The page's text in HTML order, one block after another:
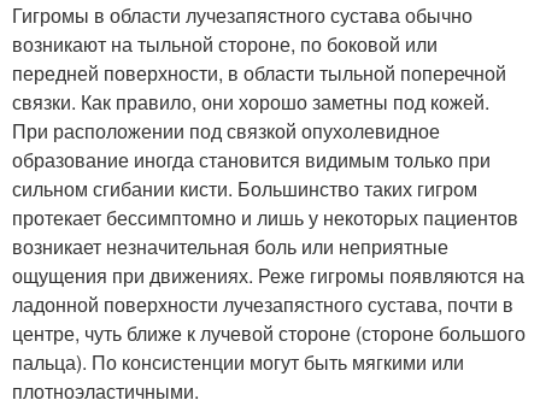
Гигромы в области лучезапястного сустава обычно
возникают на тыльной стороне, по боковой или
передней поверхности, в области тыльной поперечной
связки. Как правило, они хорошо заметны под кожей.
При расположении под связкой опухолевидное
образование иногда становится видимым только при
сильном сгибании кисти. Большинство таких гигром
протекает бессимптомно и лишь у некоторых пациентов
возникает незначительная боль или неприятные
ощущения при движениях. Реже гигромы появляются на
ладонной поверхности лучезапястного сустава, почти в
центре, чуть ближе к лучевой стороне (стороне большого
пальца). По консистенции могут быть мягкими или
плотноэластичными.